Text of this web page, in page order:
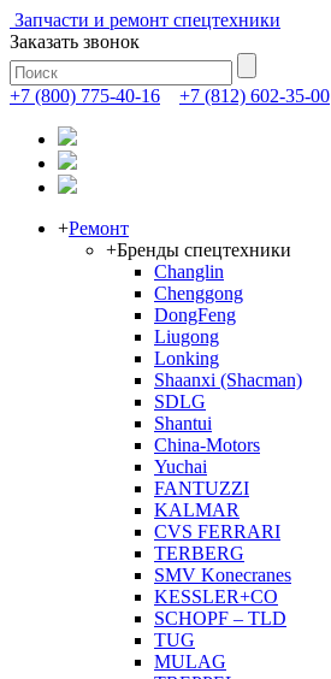
Запчасти и ремонт спецтехники
Заказать звонок
+7 (800) 775-40-16 +7 (812) 602-35-00
+Ремонт
+Бренды спецтехники
Changlin
Chenggong
DongFeng
Liugong
Lonking
Shaanxi (Shacman)
SDLG
Shantui
China-Motors
Yuchai
FANTUZZI
KALMAR
CVS FERRARI
TERBERG
SMV Konecranes
KESSLER+CO
SCHOPF – TLD
TUG
MULAG